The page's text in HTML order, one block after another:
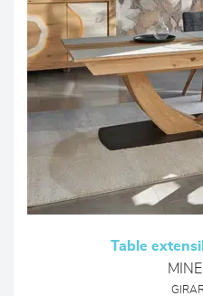
Table